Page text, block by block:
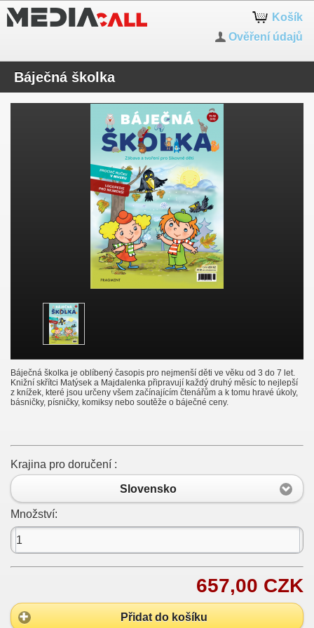
Košík
Ověření údajů
Báječná školka
Báječná školka je oblíbený časopis pro nejmenší děti ve věku od 3 do 7 let.
Knižní skřítci Matýsek a Majdalenka připravují každý druhý měsíc to nejlepší
z knížek, které jsou určeny všem začínajícím čtenářům a k tomu hravé úkoly,
básničky, písničky, komiksy nebo soutěže o báječné ceny.
Krajina pro doručení :
Slovensko
Množství:
657,00 CZK
Přidat do košíku